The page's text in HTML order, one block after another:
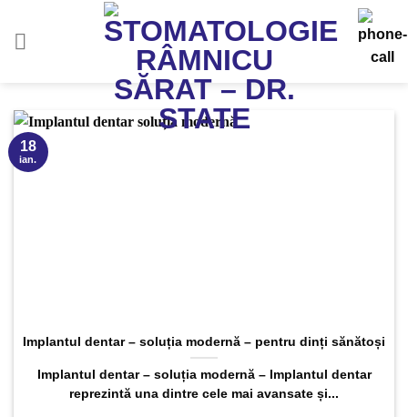
Implantul dentar – soluția modernă – pentru dinți sănătoși
Implantul dentar – soluția modernă – Implantul dentar
reprezintă una dintre cele mai avansate și...
18
ian.